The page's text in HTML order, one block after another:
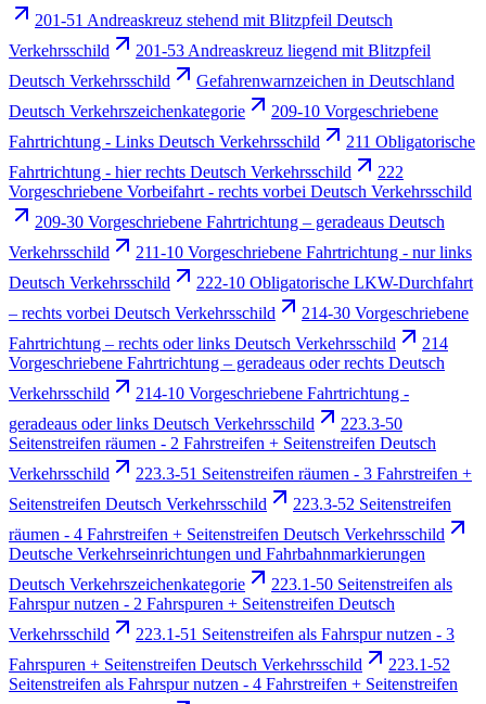
201-51 Andreaskreuz stehend mit Blitzpfeil Deutsch
Verkehrsschild
201-53 Andreaskreuz liegend mit Blitzpfeil
Deutsch Verkehrsschild
Gefahrenwarnzeichen in Deutschland
Deutsch Verkehrszeichenkategorie
209-10 Vorgeschriebene
Fahrtrichtung - Links Deutsch Verkehrsschild
211 Obligatorische
Fahrtrichtung - hier rechts Deutsch Verkehrsschild
222
Vorgeschriebene Vorbeifahrt - rechts vorbei Deutsch Verkehrsschild
209-30 Vorgeschriebene Fahrtrichtung – geradeaus Deutsch
Verkehrsschild
211-10 Vorgeschriebene Fahrtrichtung - nur links
Deutsch Verkehrsschild
222-10 Obligatorische LKW-Durchfahrt
– rechts vorbei Deutsch Verkehrsschild
214-30 Vorgeschriebene
Fahrtrichtung – rechts oder links Deutsch Verkehrsschild
214
Vorgeschriebene Fahrtrichtung – geradeaus oder rechts Deutsch
Verkehrsschild
214-10 Vorgeschriebene Fahrtrichtung -
geradeaus oder links Deutsch Verkehrsschild
223.3-50
Seitenstreifen räumen - 2 Fahrstreifen + Seitenstreifen Deutsch
Verkehrsschild
223.3-51 Seitenstreifen räumen - 3 Fahrstreifen +
Seitenstreifen Deutsch Verkehrsschild
223.3-52 Seitenstreifen
räumen - 4 Fahrstreifen + Seitenstreifen Deutsch Verkehrsschild
Deutsche Verkehrseinrichtungen und Fahrbahnmarkierungen
Deutsch Verkehrszeichenkategorie
223.1-50 Seitenstreifen als
Fahrspur nutzen - 2 Fahrspuren + Seitenstreifen Deutsch
Verkehrsschild
223.1-51 Seitenstreifen als Fahrspur nutzen - 3
Fahrspuren + Seitenstreifen Deutsch Verkehrsschild
223.1-52
Seitenstreifen als Fahrspur nutzen - 4 Fahrstreifen + Seitenstreifen